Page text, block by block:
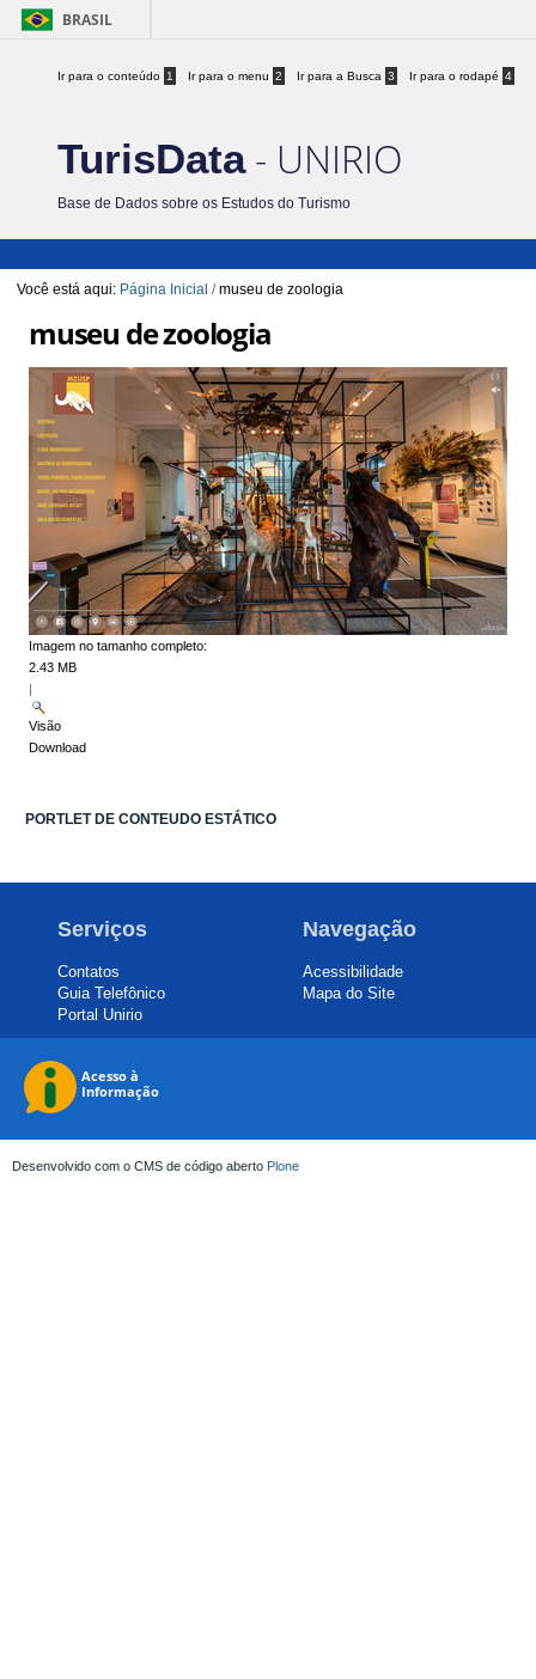
BRASIL
Ir para o conteúdo 1 Ir para o menu 2 Ir para a Busca 3 Ir para o rodapé 4
TurisData- UNIRIO
Base de Dados sobre os Estudos do Turismo
Você está aqui: Página Inicial /museu de zoologia
museu de zoologia
Imagem no tamanho completo:
2.43 MB
|
Visão
Download
PORTLET DE CONTEUDO ESTÁTICO
Serviços
Contatos
Guia Telefônico
Portal Unirio
Navegação
Acessibilidade
Mapa do Site
Desenvolvido com o CMS de código aberto Plone